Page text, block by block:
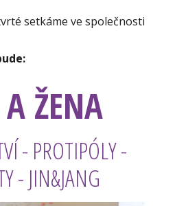
setkáme ve společnosti
ŽENA
- PROTIPÓLY -
- JIN&JANG